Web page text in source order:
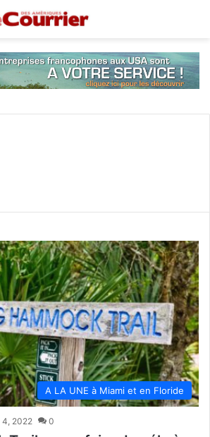
A LA UNE à Miami et en Floride
4, 2022 0